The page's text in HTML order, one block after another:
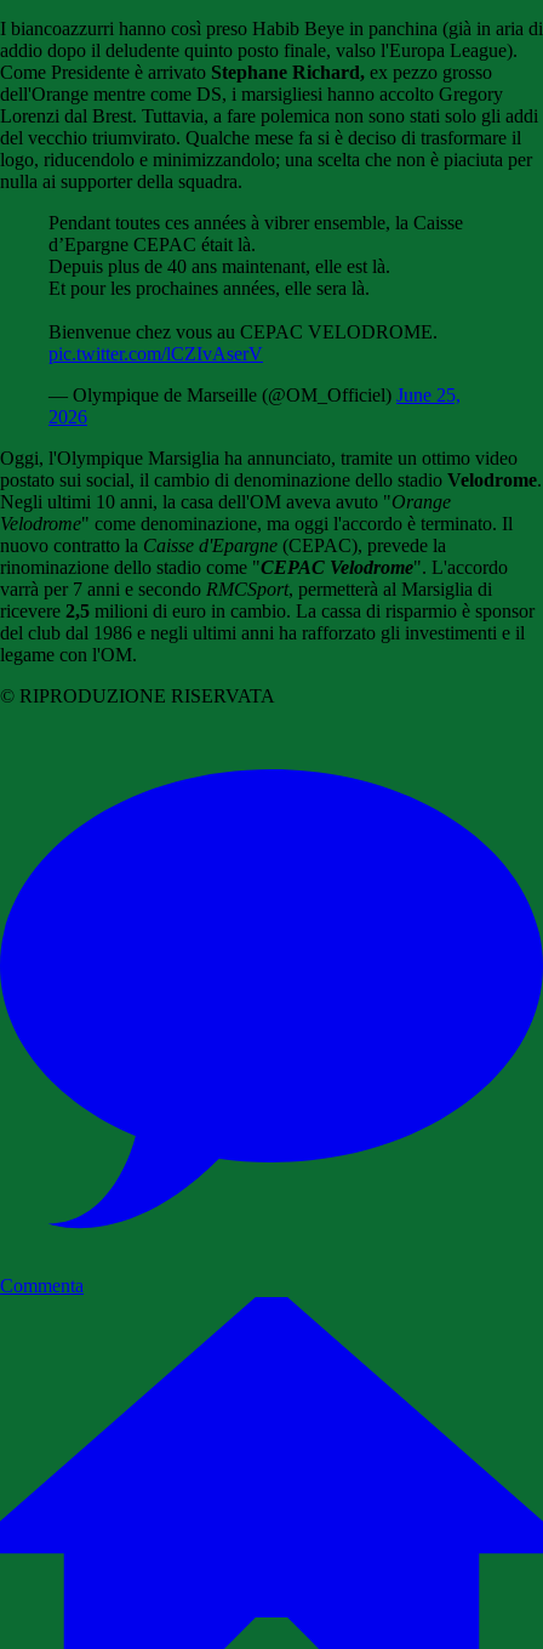
I biancoazzurri hanno così preso Habib Beye in panchina (già in aria di
addio dopo il deludente quinto posto finale, valso l'Europa League).
Come Presidente è arrivato Stephane Richard, ex pezzo grosso
dell'Orange mentre come DS, i marsigliesi hanno accolto Gregory
Lorenzi dal Brest. Tuttavia, a fare polemica non sono stati solo gli addi
del vecchio triumvirato. Qualche mese fa si è deciso di trasformare il
logo, riducendolo e minimizzandolo; una scelta che non è piaciuta per
nulla ai supporter della squadra.
Pendant toutes ces années à vibrer ensemble, la Caisse
d’Epargne CEPAC était là.
Depuis plus de 40 ans maintenant, elle est là.
Et pour les prochaines années, elle sera là.
Bienvenue chez vous au CEPAC VELODROME.
pic.twitter.com/lCZIvAserV
— Olympique de Marseille (@OM_Officiel) June 25,
2026
Oggi, l'Olympique Marsiglia ha annunciato, tramite un ottimo video
postato sui social, il cambio di denominazione dello stadio Velodrome.
Negli ultimi 10 anni, la casa dell'OM aveva avuto "Orange
Velodrome" come denominazione, ma oggi l'accordo è terminato. Il
nuovo contratto la Caisse d'Epargne (CEPAC), prevede la
rinominazione dello stadio come "CEPAC Velodrome". L'accordo
varrà per 7 anni e secondo RMCSport, permetterà al Marsiglia di
ricevere 2,5 milioni di euro in cambio. La cassa di risparmio è sponsor
del club dal 1986 e negli ultimi anni ha rafforzato gli investimenti e il
legame con l'OM.
© RIPRODUZIONE RISERVATA
Commenta